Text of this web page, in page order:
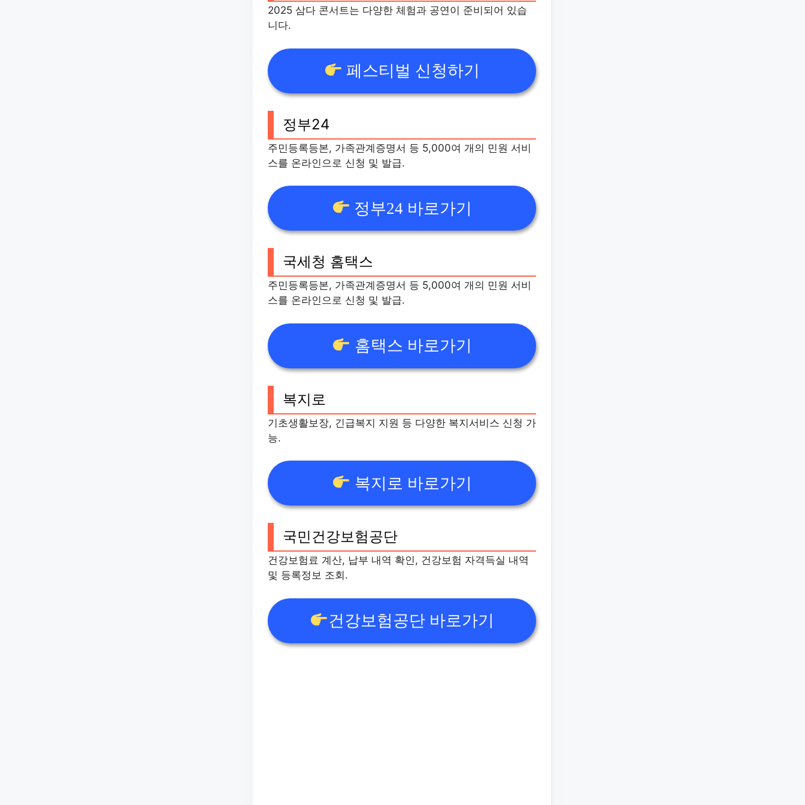
2025 삼다 콘서트는 다양한 체험과 공연이 준비되어 있습
니다.
페스티벌 신청하기
정부24
주민등록등본, 가족관계증명서 등 5,000여 개의 민원 서비
스를 온라인으로 신청 및 발급.
정부24 바로가기
국세청 홈택스
주민등록등본, 가족관계증명서 등 5,000여 개의 민원 서비
스를 온라인으로 신청 및 발급.
홈택스 바로가기
복지로
기초생활보장, 긴급복지 지원 등 다양한 복지서비스 신청 가
능.
복지로 바로가기
국민건강보험공단
건강보험료 계산, 납부 내역 확인, 건강보험 자격득실 내역
및 등록정보 조회.
건강보험공단 바로가기